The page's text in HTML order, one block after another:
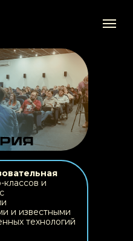
классов и
и известными
технологий